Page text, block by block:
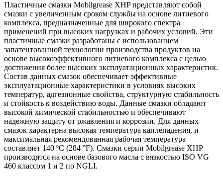
Пластичные смазки Mobilgrease XHP представляют собой
смазки с увеличенным сроком службы на основе литиевого
комплекса, предназначенные для широкого спектра
применений при высоких нагрузках и рабочих условий. Эти
пластичные смазки разработаны с использованием
запатентованной технологии производства продуктов на
основе высокоэффективного литиевого комплекса с целью
достижения более высоких эксплуатационных характеристик.
Состав данных смазок обеспечивает эффективные
эксплуатационные характеристики в условиях высоких
температур, адгезионные свойства, структурную стабильность
и стойкость к воздействию воды. Данные смазки обладают
высокой химической стабильностью и обеспечивают
надежную защиту от ржавления и коррозии. Для данных
смазок характерна высокая температура каплепадения, и
максимальная рекомендованная рабочая температура
составляет 140 ºC (284 °F). Смазки серии Mobilgrease XHP
производятся на основе базового масла с вязкостью ISO VG
460 классом 1 и 2 по NGLI.